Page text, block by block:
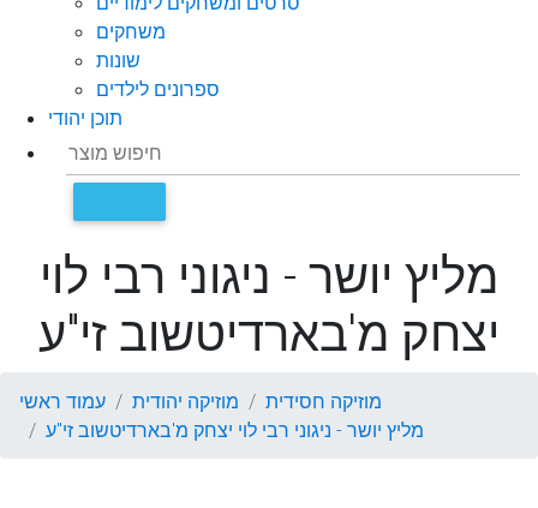
משחקים
שונות
ספרונים לילדים
תוכן יהודי
מליץ יושר - ניגוני רבי לוי
יצחק מ'בארדיטשוב זי"ע
עמוד ראשי מוזיקה יהודית
מוזיקה חסידית
מליץ יושר - ניגוני רבי לוי יצחק מ'בארדיטשוב זי"ע